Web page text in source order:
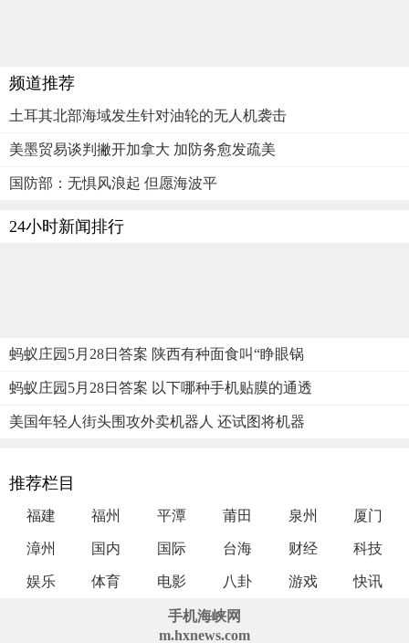
频道推荐
土耳其北部海域发生针对油轮的无人机袭击
美墨贸易谈判撇开加拿大 加防务愈发疏美
国防部：无惧风浪起 但愿海波平
24小时新闻排行
蚂蚁庄园5月28日答案 陕西有种面食叫“睁眼锅
蚂蚁庄园5月28日答案 以下哪种手机贴膜的通透
美国年轻人街头围攻外卖机器人 还试图将机器
推荐栏目
福建 福州 平潭 莆田 泉州 厦门
漳州 国内 国际 台海 财经 科技
娱乐 体育 电影 八卦 游戏 快讯
手机海峡网
m.hxnews.com